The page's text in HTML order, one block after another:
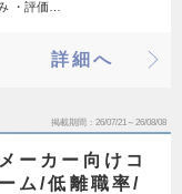
・評価…
詳細へ
掲載期間 26/07/21～26/08/08
ーカー向けコ
ム/低離職率/